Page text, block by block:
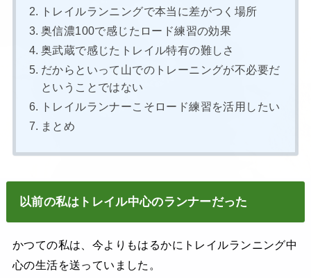
トレイルランニングで本当に差がつく場所
奥信濃100で感じたロード練習の効果
奥武蔵で感じたトレイル特有の難しさ
だからといって山でのトレーニングが不必要だ
ということではない
トレイルランナーこそロード練習を活用したい
まとめ
以前の私はトレイル中心のランナーだった
かつての私は、今よりもはるかにトレイルランニング中
心の生活を送っていました。